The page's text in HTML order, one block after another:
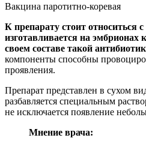
Вакцина паротитно-коревая
К препарату стоит относиться
изготавливается на эмбрионах
своем составе такой
компоненты способны
проявления.
Препарат представлен в сухом
разбавляется специальным
не исключается появление
Мнение врача: